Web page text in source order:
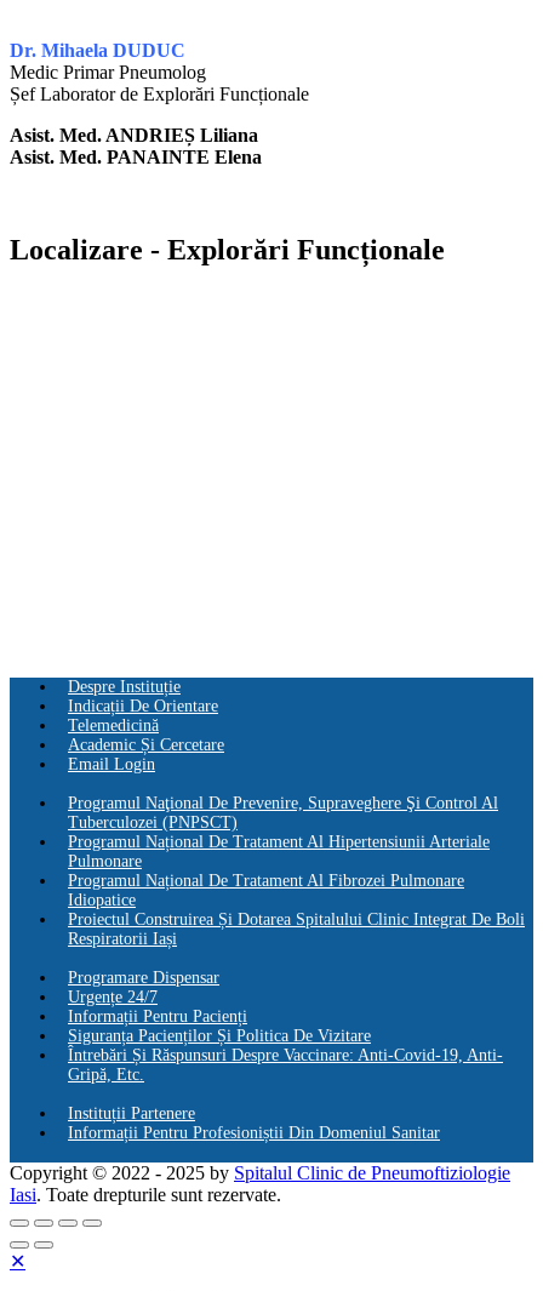
Dr. Mihaela DUDUC
Medic Primar Pneumolog
Șef Laborator de Explorări Funcționale
Asist. Med. ANDRIEȘ Liliana
Asist. Med. PANAINTE Elena
Localizare - Explorări Funcționale
Despre Instituție
Indicații De Orientare
Telemedicină
Academic Și Cercetare
Email Login
Programul Naţional De Prevenire, Supraveghere Şi Control Al
Tuberculozei (PNPSCT)
Programul Național De Tratament Al Hipertensiunii Arteriale
Pulmonare
Programul Național De Tratament Al Fibrozei Pulmonare
Idiopatice
Proiectul Construirea Și Dotarea Spitalului Clinic Integrat De Boli
Respiratorii Iași
Programare Dispensar
Urgențe 24/7
Informații Pentru Pacienți
Siguranța Pacienților Și Politica De Vizitare
Întrebări Și Răspunsuri Despre Vaccinare: Anti-Covid-19, Anti-
Gripă, Etc.
Instituții Partenere
Informații Pentru Profesioniștii Din Domeniul Sanitar
Copyright © 2022 - 2025 by Spitalul Clinic de Pneumoftiziologie
Iasi. Toate drepturile sunt rezervate.
✕